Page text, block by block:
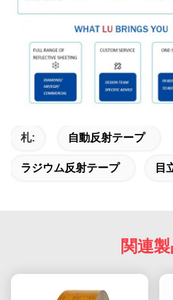
札: 自動反射テープ
ラジウム反射テープ 目
関連